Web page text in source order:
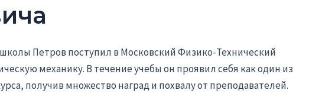
Петров поступил в Московский Физико-Технический
механику. В течение учебы он проявил себя как один из
получив множество наград и похвалу от преподавателей.